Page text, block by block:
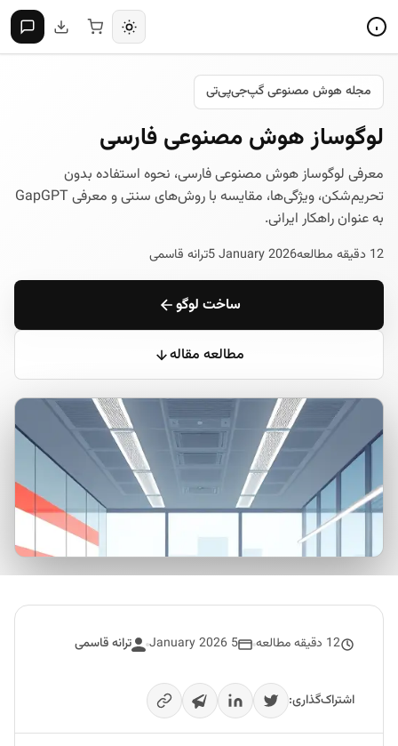
مجله هوش مصنوعی گپ‌جی‌پی‌تی
لوگوساز هوش مصنوعی فارسی
معرفی لوگوساز هوش مصنوعی فارسی، نحوه استفاده بدون
تحریم‌شکن، ویژگی‌ها، مقایسه با روش‌های سنتی و معرفی GapGPT
به عنوان راهکار ایرانی.
12 دقیقه مطالعه 5 January 2026ترانه قاسمی
ساخت لوگو
مطالعه مقاله
12 دقیقه مطالعه 5 January 2026 ترانه قاسمی
اشتراک‌گذاری: